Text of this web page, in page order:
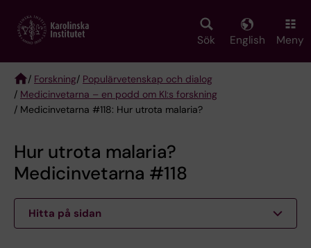
main
Sök English Meny
Breadcrumb
/ Forskning/ Populärvetenskap och dialog
/ Medicinvetarna – en podd om KI:s forskning
/ Medicinvetarna #118: Hur utrota malaria?
Hur utrota malaria?
Medicinvetarna #118
Hitta på sidan